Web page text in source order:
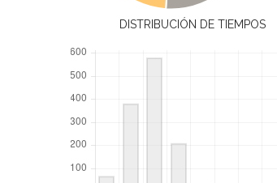
DISTRIBUCIÓN DE TIEMPOS